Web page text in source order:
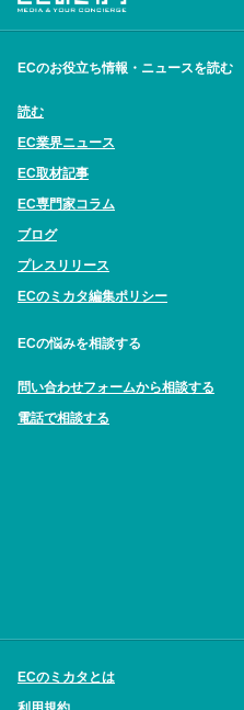
ECのお役立ち情報・ニュースを読む
読む
EC業界ニュース
EC取材記事
EC専門家コラム
ブログ
プレスリリース
ECのミカタ編集ポリシー
ECの悩みを相談する
問い合わせフォームから相談する
電話で相談する
ECのミカタとは